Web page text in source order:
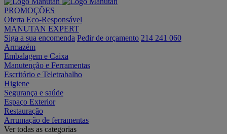
PROMOÇÕES
Oferta Eco-Responsável
MANUTAN EXPERT
Siga a sua encomenda Pedir de orçamento 214 241 060
Armazém
Embalagem e Caixa
Manutenção e Ferramentas
Escritório e Teletrabalho
Higiene
Segurança e saúde
Espaço Exterior
Restauração
Arrumação de ferramentas
Ver todas as categorias